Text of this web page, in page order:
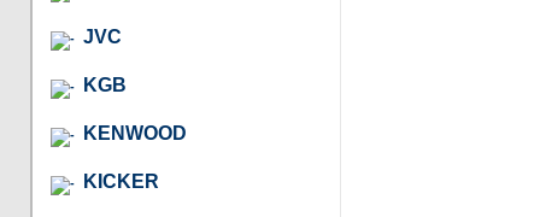
JVC
KGB
KENWOOD
KICKER